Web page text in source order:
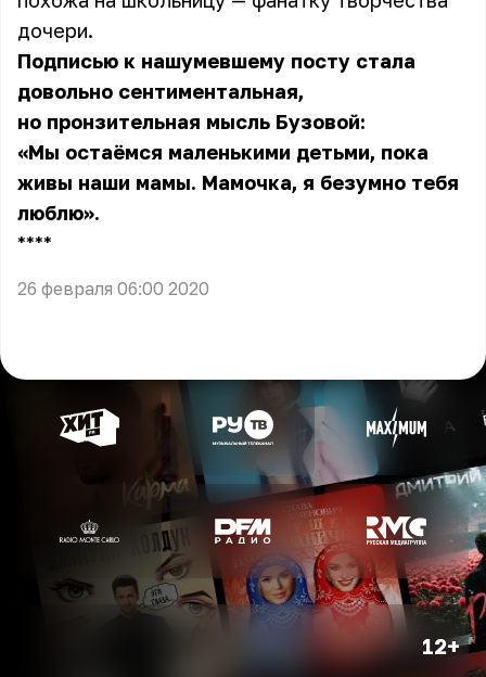
дочери.
Подписью к нашумевшему посту стала
довольно сентиментальная,
но пронзительная мысль Бузовой:
«Мы остаёмся маленькими детьми, пока
живы наши мамы. Мамочка, я безумно тебя
люблю».
** **
26 февраля 06:00 2020
12+